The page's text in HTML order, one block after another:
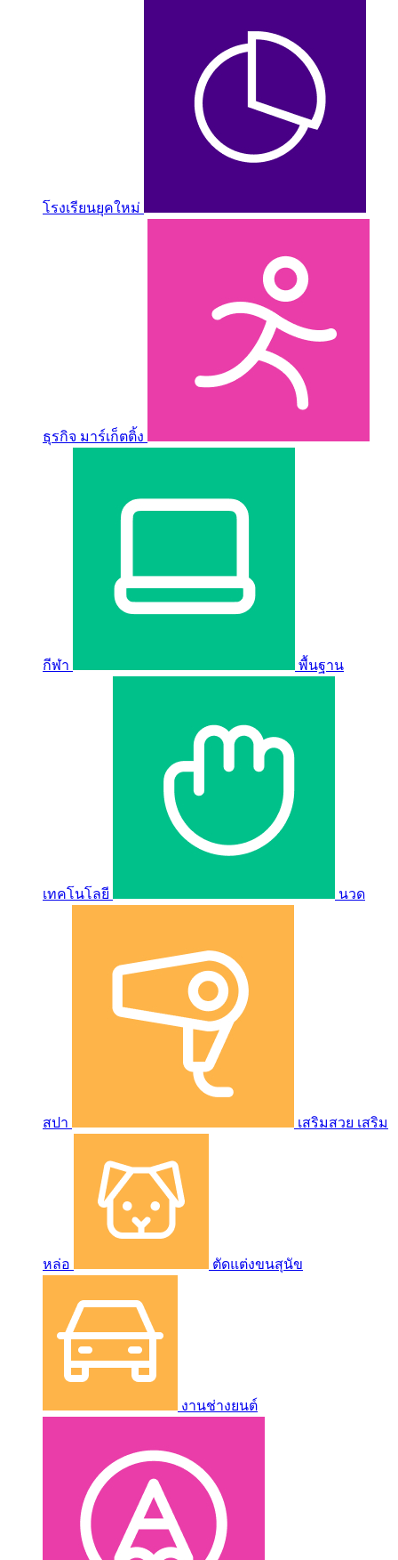
โรงเรียนยุคใหม่
ธุรกิจ มาร์เก็ตติ้ง
กีฬา พื้นฐาน
เทคโนโลยี นวด
สปา เสริมสวย เสริม
หล่อ ตัดแต่งขนสุนัข
งานช่างยนต์